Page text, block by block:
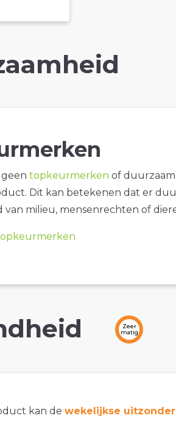
geen topkeurmerken of
Dit kan betekenen dat er
van milieu, mensenrechten of
Zeer
matig
kan de wekelijkse